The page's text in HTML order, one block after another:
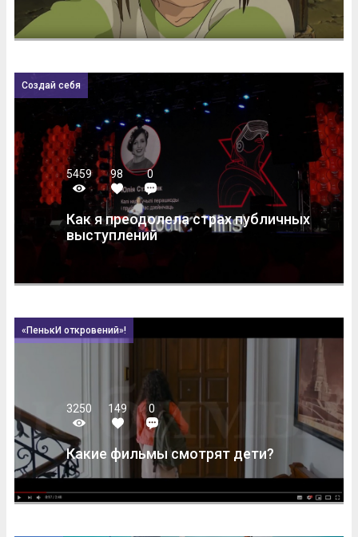
Создай себя
5459 98 0
Как я преодолела страх публичных
выступлений
«ПенькИ откровений»!
3250 149 0
Какие фильмы смотрят дети?